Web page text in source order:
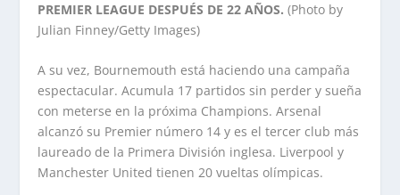
PREMIER LEAGUE DESPUÉS DE 22 AÑOS. (Photo by
Julian Finney/Getty Images)
A su vez, Bournemouth está haciendo una campaña
espectacular. Acumula 17 partidos sin perder y sueña
con meterse en la próxima Champions. Arsenal
alcanzó su Premier número 14 y es el tercer club más
laureado de la Primera División inglesa. Liverpool y
Manchester United tienen 20 vueltas olímpicas.